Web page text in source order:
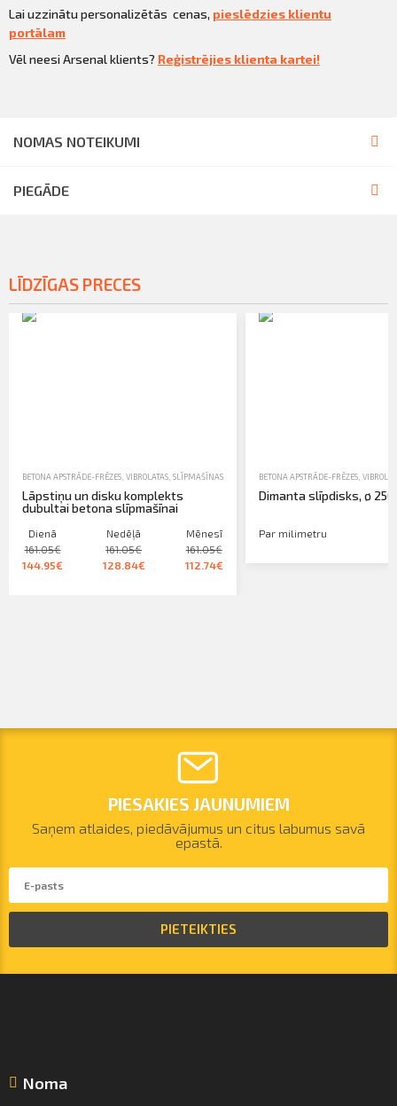
Lai uzzinātu personalizētās cenas, pieslēdzies klientu
portālam
Vēl neesi Arsenal klients? Reģistrējies klienta kartei!
NOMAS NOTEIKUMI
PIEGĀDE
LĪDZĪGAS PRECES
BETONA APSTRĀDE-FRĒZES, VIBROLATAS, SLĪPMAŠĪNAS BETONA APSTRĀDES PIEDERUMI,NOMA
Lāpstiņu un disku komplekts
dubultai betona slīpmašīnai
Dienā
161.05€
144.95€
Nedēļā
161.05€
128.84€
Mēnesī
161.05€
112.74€
BETONA APSTRĀDE-FRĒZES,
Dimanta slīpdisks, ø
Par milimetru
PIESAKIES JAUNUMIEM
Saņem atlaides, piedāvājumus un citus labumus savā
epastā.
PIETEIKTIES
Noma